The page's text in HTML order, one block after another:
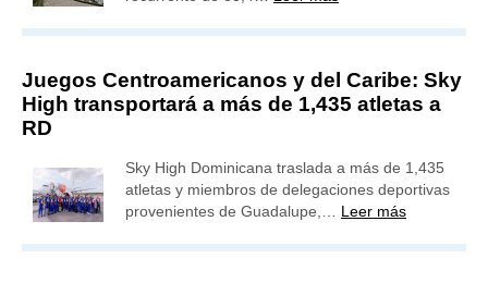
Juegos Centroamericanos y del Caribe: Sky
High transportará a más de 1,435 atletas a
RD
Sky High Dominicana traslada a más de 1,435
atletas y miembros de delegaciones deportivas
provenientes de Guadalupe,… Leer más